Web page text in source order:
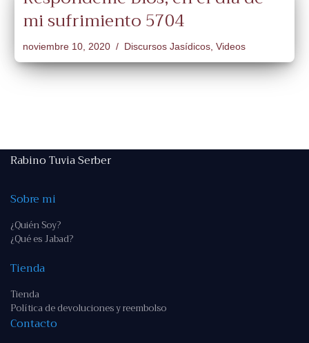
mi sufrimiento 5704
noviembre 10, 2020 Discursos Jasídicos, Videos
Rabino Tuvia Serber
Sobre mi
¿Quién Soy?
¿Qué es Jabad?
Tienda
Tienda
Política de devoluciones y reembolso
Contacto